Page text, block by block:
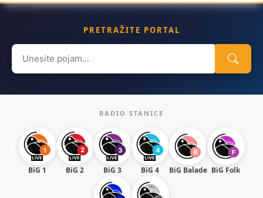
PRETRAŽITE PORTAL
Search
for:
RADIO STANICE
BiG 1 BiG 2 BiG 3 BiG 4 BiG Balade BiG Folk